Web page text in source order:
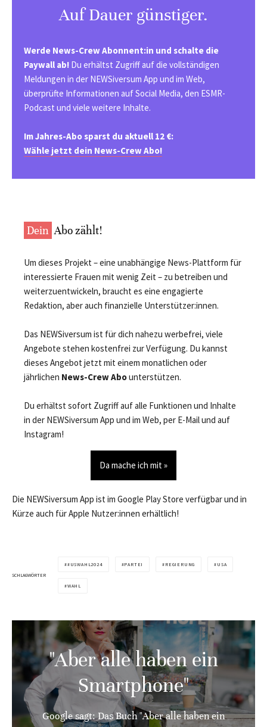
Auf Dauer günstiger.
Werde News-Crew Abonnent:in und schalte die
Paywall ab! Du erhältst Zugriff auf die vollständigen
Meldungen in der NEWSiversum App und im Web,
überprüfte Informationen auf Social Media, den ESMR-
Podcast und viele weitere Inhalte.
Im Jahres-Abo sparst du aktuell 12 €:
Wähle jetzt dein News-Crew Abo!
Dein Abo zählt!
Um dieses Projekt – eine unabhängige News-Plattform für
interessierte Frauen mit wenig Zeit – zu betreiben und
weiterzuentwickeln, braucht es eine engagierte
Redaktion, aber auch finanzielle Unterstützer:innen.
Das NEWSiversum ist für dich nahezu werbefrei, viele
Angebote stehen kostenfrei zur Verfügung. Du kannst
dieses Angebot jetzt mit einem monatlichen oder
jährlichen News-Crew Abounterstützen.
Du erhältst sofort Zugriff auf alle Funktionen und Inhalte
in der NEWSiversum App und im Web, per E-Mail und auf
Instagram!
Da mache ich mit »
Die NEWSiversum App ist im Google Play Store verfügbar und in
Kürze auch für Apple Nutzer:innen erhältlich!
SCHLAGWÖRTER
#USWAHL2024 PARTEI REGIERUNG USA
WAHL
"Aber alle haben ein
Smartphone"
Google sagt: Das Buch "Aber alle haben ein